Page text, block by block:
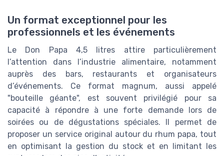
Un format exceptionnel pour les
professionnels et les événements
Le Don Papa 4,5 litres attire particulièrement
l’attention dans l’industrie alimentaire, notamment
auprès des bars, restaurants et organisateurs
d’événements. Ce format magnum, aussi appelé
"bouteille géante", est souvent privilégié pour sa
capacité à répondre à une forte demande lors de
soirées ou de dégustations spéciales. Il permet de
proposer un service original autour du rhum papa, tout
en optimisant la gestion du stock et en limitant les